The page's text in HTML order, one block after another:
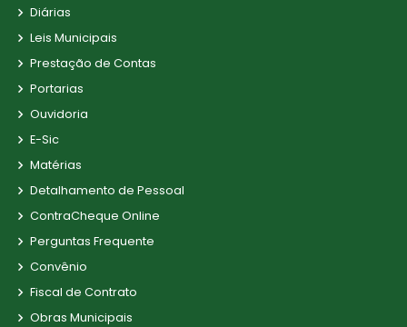
Diárias
Leis Municipais
Prestação de Contas
Portarias
Ouvidoria
E-Sic
Matérias
Detalhamento de Pessoal
ContraCheque Online
Perguntas Frequente
Convênio
Fiscal de Contrato
Obras Municipais